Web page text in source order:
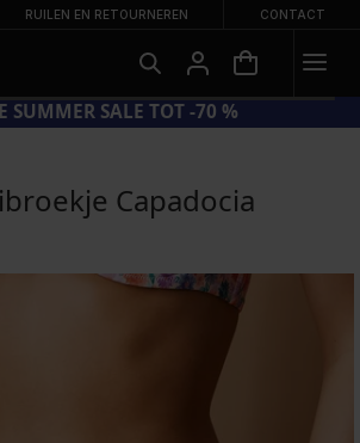
RUILEN EN RETOURNEREN CONTACT
Capadocia